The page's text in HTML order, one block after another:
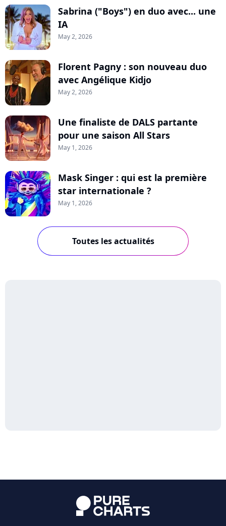
Sabrina ("Boys") en duo avec... une
IA
May 2, 2026
Florent Pagny : son nouveau duo
avec Angélique Kidjo
May 2, 2026
Une finaliste de DALS partante
pour une saison All Stars
May 1, 2026
Mask Singer : qui est la première
star internationale ?
May 1, 2026
Toutes les actualités